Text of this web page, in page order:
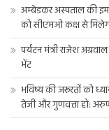
अम्बेडकर अस्पताल की
को सीएमओ कक्ष से
पर्यटन मंत्री राजेश
भेंट
भविष्य की जरूरतों को
तेजी और गुणवत्ता हो: